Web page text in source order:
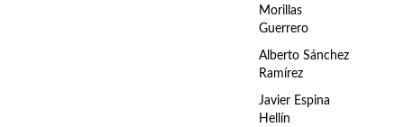
Morillas
Guerrero
Alberto Sánchez
Ramírez
Javier Espina
Hellín